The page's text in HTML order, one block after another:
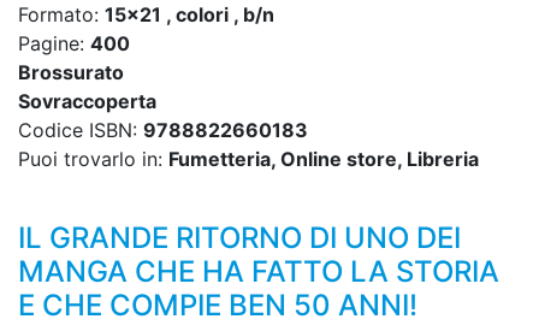
Formato: 15x21 , colori , b/n
Pagine: 400
Brossurato
Sovraccoperta
Codice ISBN: 9788822660183
Puoi trovarlo in: Fumetteria, Online store, Libreria
IL GRANDE RITORNO DI UNO DEI
MANGA CHE HA FATTO LA STORIA
E CHE COMPIE BEN 50 ANNI!